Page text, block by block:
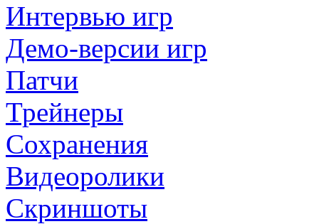
Интервью игр
Демо-версии игр
Патчи
Трейнеры
Сохранения
Видеоролики
Скриншоты